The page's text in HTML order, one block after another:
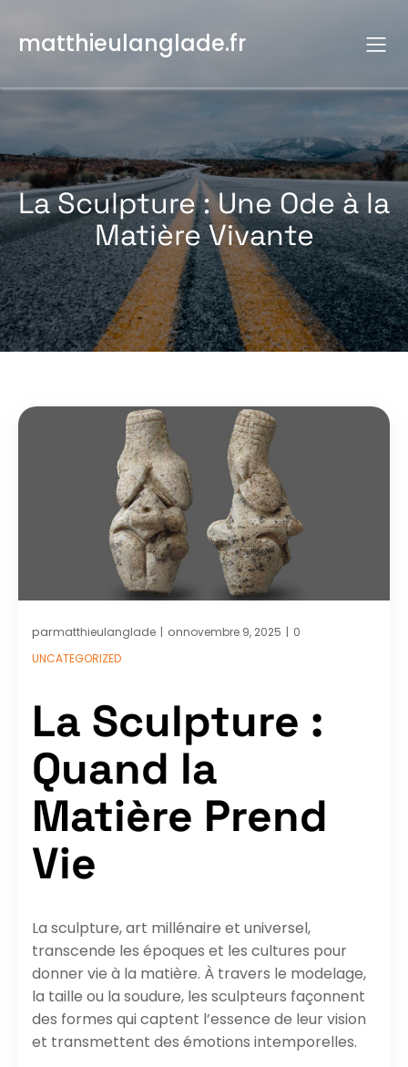
contenu
matthieulanglade.fr
La Sculpture : Une Ode à la
Matière Vivante
parmatthieulanglade | onnovembre 9, 2025 | 0
UNCATEGORIZED
La Sculpture :
Quand la
Matière Prend
Vie
La sculpture, art millénaire et universel,
transcende les époques et les cultures pour
donner vie à la matière. À travers le modelage,
la taille ou la soudure, les sculpteurs façonnent
des formes qui captent l’essence de leur vision
et transmettent des émotions intemporelles.